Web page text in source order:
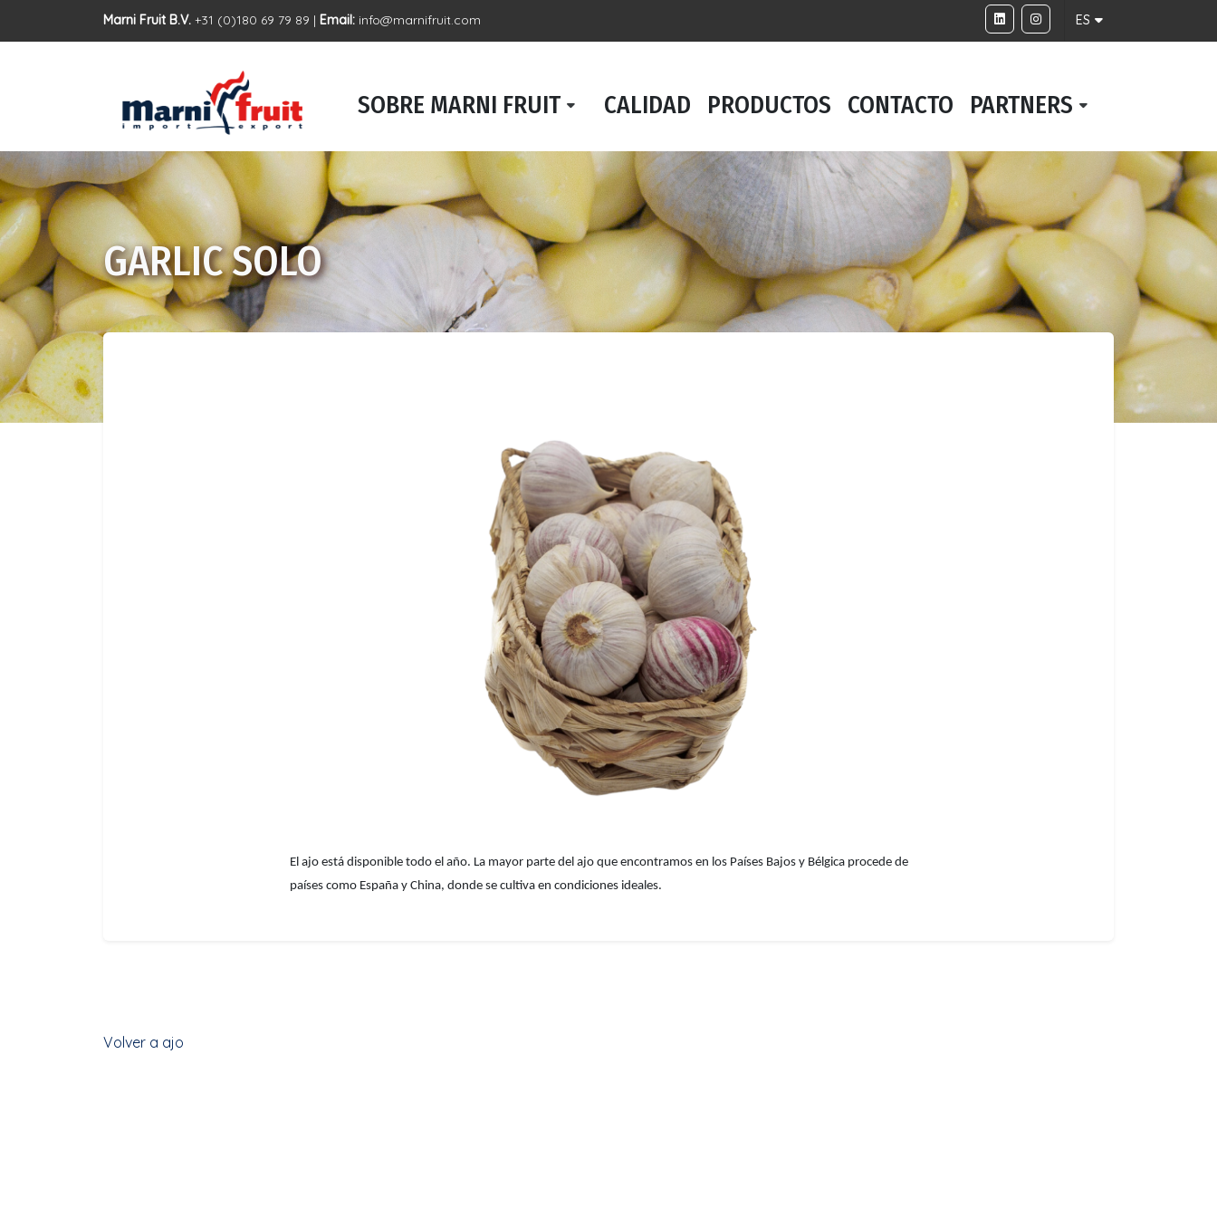
Marni Fruit B.V. +31 (0)180 69 79 89 | Email: info@marnifruit.com ES
SOBRE MARNI FRUIT CALIDAD PRODUCTOS CONTACTO PARTNERS
GARLIC SOLO
El ajo está disponible todo el año. La mayor parte del ajo que encontramos en los Países Bajos y Bélgica procede de
países como España y China, donde se cultiva en condiciones ideales.
Volver a ajo